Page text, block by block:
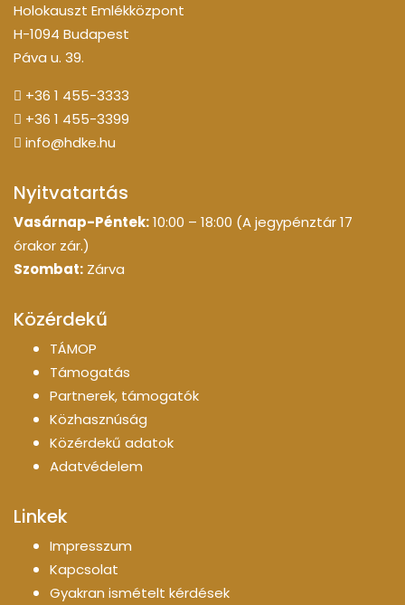
Holokauszt Emlékközpont
H-1094 Budapest
Páva u. 39.
+36 1 455-3333
+36 1 455-3399
info@hdke.hu
Nyitvatartás
Vasárnap-Péntek:10:00 – 18:00 (A jegypénztár 17
órakor zár.)
Szombat: Zárva
Közérdekű
TÁMOP
Támogatás
Partnerek, támogatók
Közhasznúság
Közérdekű adatok
Adatvédelem
Linkek
Impresszum
Kapcsolat
Gyakran ismételt kérdések